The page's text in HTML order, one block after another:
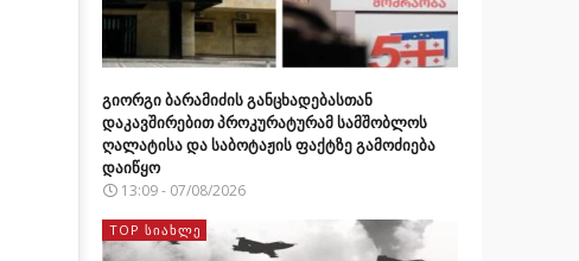
გიორგი ბარამიძის განცხადებასთან
დაკავშირებით პროკურატურამ სამშობლოს
ღალატისა და საბოტაჟის ფაქტზე გამოძიება
დაიწყო
13:09 - 07/08/2026
TOP ᲡᲘᲐᲮᲚᲔ